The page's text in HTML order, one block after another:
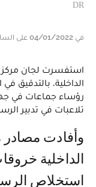
DR
في 04/01/2022 على الساعة 19:00
استفسرت لجان
الداخلية، بالتدقيق
رؤساء جماعات في
تلاعبات في تدبير
وأفادت مصادر مطلعة، رصد مفتشي
الداخلية
استخلاص